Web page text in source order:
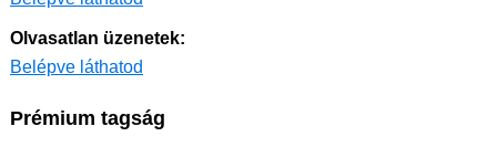
Olvasatlan üzenetek:
Belépve láthatod
Prémium tagság